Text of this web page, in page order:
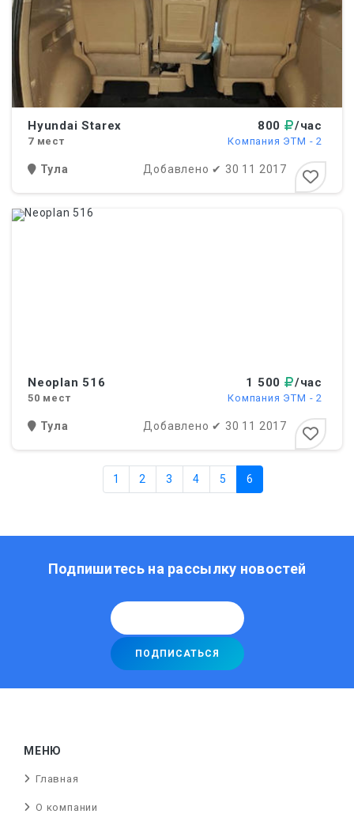
Hyundai Starex 800 /час
7 мест Компания ЭТМ - 2
Тула Добавлено ✔ 30 11 2017
Neoplan 516 1 500 /час
50 мест Компания ЭТМ - 2
Тула Добавлено ✔ 30 11 2017
1 2 3 4 5 6
Подпишитесь на рассылку новостей
МЕНЮ
Главная
О компании